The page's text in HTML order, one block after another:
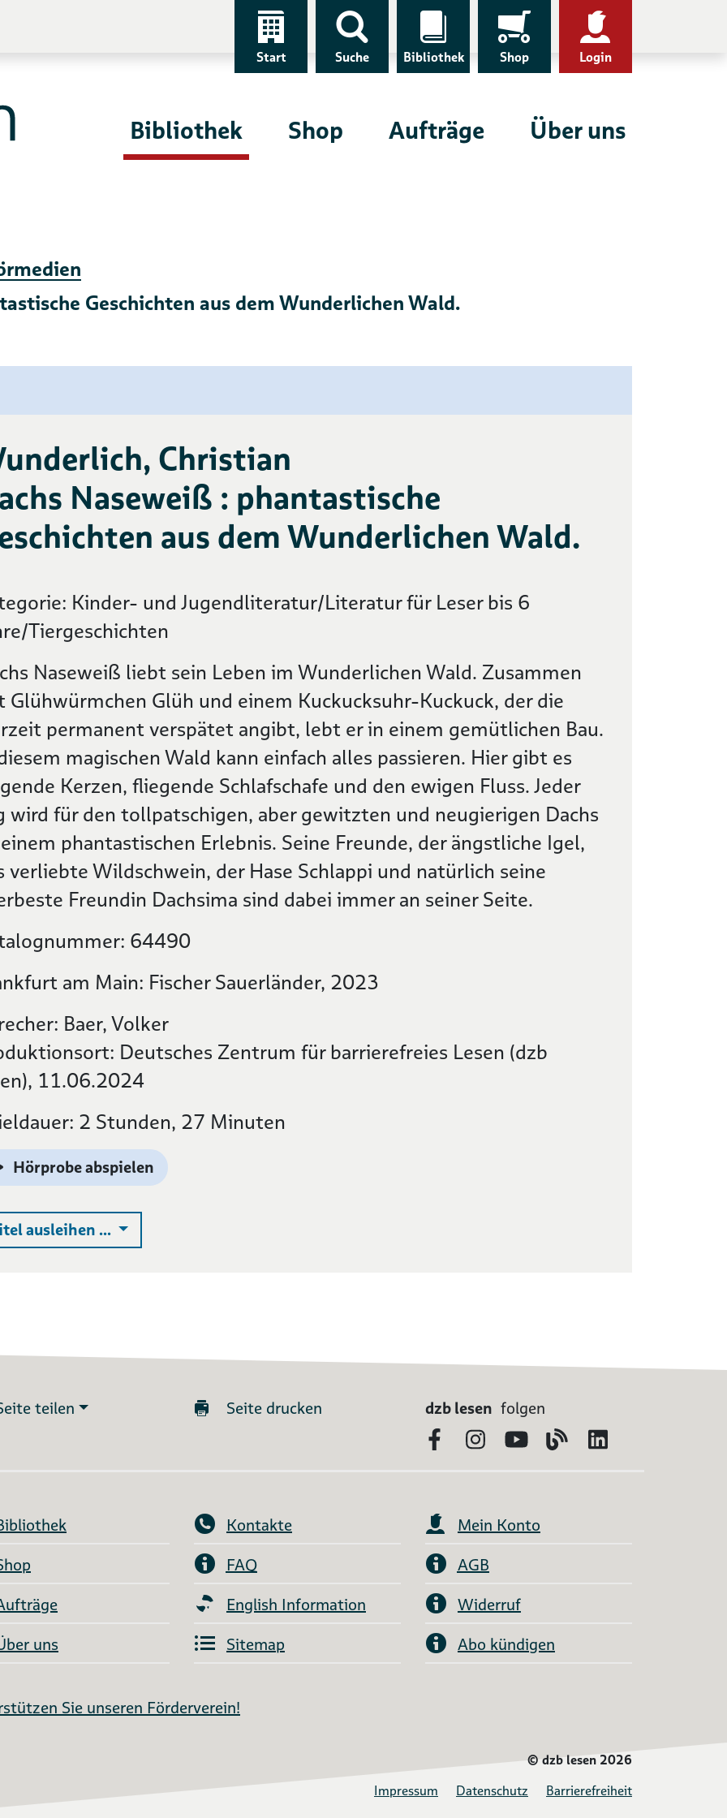
Start Suche Bibliothek Shop Login
Bibliothek Shop Aufträge Über uns
Geschichten aus dem Wunderlichen Wald.
Christian
Naseweiß : phantastische
aus dem Wunderlichen Wald.
Kinder- und Jugendliteratur/Literatur für Leser bis 6
Tiergeschichten
Naseweiß liebt sein Leben im Wunderlichen Wald. Zusammen
Glühwürmchen Glüh und einem Kuckucksuhr-Kuckuck, der die
permanent verspätet angibt, lebt er in einem gemütlichen Bau.
magischen Wald kann einfach alles passieren. Hier gibt es
Kerzen, fliegende Schlafschafe und den ewigen Fluss. Jeder
wird für den tollpatschigen, aber gewitzten und neugierigen Dachs
phantastischen Erlebnis. Seine Freunde, der ängstliche Igel,
verliebte Wildschwein, der Hase Schlappi und natürlich seine
Freundin Dachsima sind dabei immer an seiner Seite.
64490
am Main: Fischer Sauerländer, 2023
Baer, Volker
Deutsches Zentrum für barrierefreies Lesen (dzb
11.06.2024
2 Stunden, 27 Minuten
Hörprobe abspielen
ausleihen ... Auswahlliste ausklappen
teilen Seite drucken dzb lesen folgen
FacebookInstagram
YouTubeBlog
Kontakte
Mein Konto
FAQ
AGB
English Information
Widerruf
uns
Sitemap Abo kündigen
Sie unseren Förderverein!
©dzb lesen 2026
Impressum
Datenschutz Barrierefreiheit